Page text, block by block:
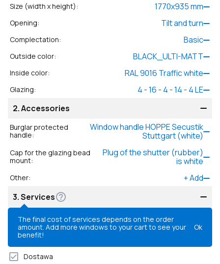
Size (width x height): 1770x935mm
Opening: Tilt and turn
Complectation: Basic
Outside color: BLACK_ULTI-MATT
Inside color: RAL 9016 Traffic white
Glazing:
4 - 16 - 4 - 14 - 4 LE
2.Accessories
Burglar protected
handle:
Window handle HOPPE Secustik
Stuttgart (white)
Cap for the glazing bead
mount:
Plug of the shutter (rubber)
is white
Other: +Add
3.Services
The final cost of services depends on the order
amount. Add more windows to your cart to see your
benefit!
Ok
Dostawa